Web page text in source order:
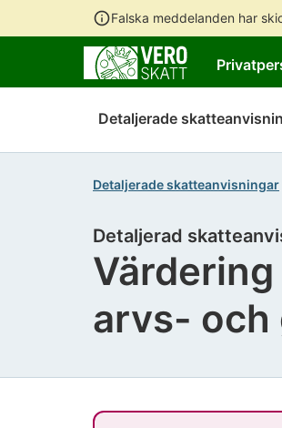
Falska meddelanden har
Detaljerade
Detaljerade skatteanvisningar
arvs- och
Detaljerad